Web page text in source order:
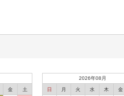
金 土
2026年08月
日 月 火 水 木 金